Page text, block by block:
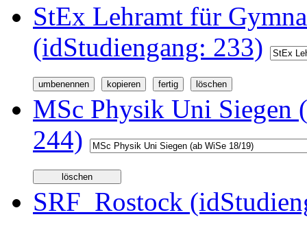
StEx Lehramt für
(idStudiengang: 233)
MSc Physik Uni Siegen
244)
SRF_Rostock